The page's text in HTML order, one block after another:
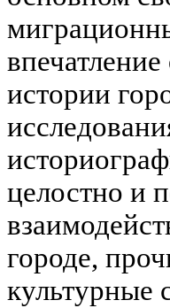
истории
целостно и
городе,
культурные